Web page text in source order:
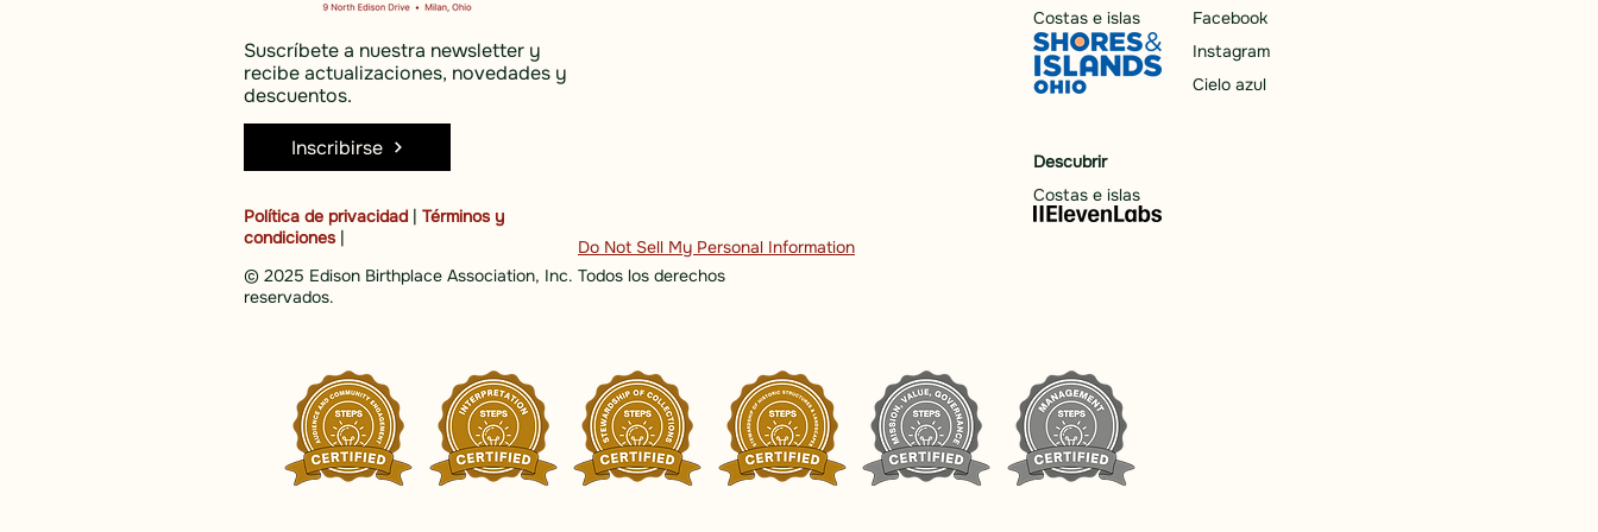
Do Not Sell My Personal Information
Suscríbete a nuestra newsletter y
recibe actualizaciones, novedades y
descuentos.
Inscribirse
Política de privacidad | Términos y
condiciones |
© 2025 Edison Birthplace Association, Inc. Todos los derechos
reservados.
Costas e islas
Facebook
Instagram
Cielo azul
Descubrir
Costas e islas